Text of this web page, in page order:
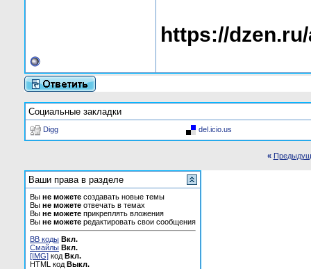
https://
Социальные закладки
Digg del.icio.us
«
Ваши права в разделе
Вы не можете создавать новые темы
Вы не можете отвечать в темах
Вы не можете прикреплять вложения
Вы не можете редактировать свои сообщения
BB коды Вкл.
Смайлы Вкл.
[IMG] код Вкл.
HTML код Выкл.